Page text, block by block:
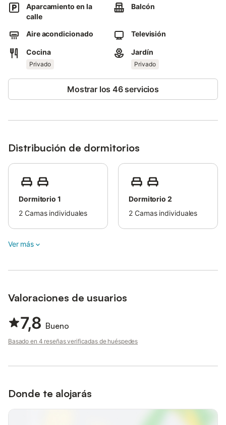
Este establecimiento dispone de zona exterior privada con
jardín, balcón y barbacoa.
Los huéspedes también tienen acceso a una piscina compartida
al aire libre.
La propiedad está ubicada en cerca de la playa.
Hay aparcamiento gratuito en la calle.
Se admite un animal de compañía. No se permite fumar ni
Ten en cuenta que durante tu estancia puede haber normativas
Aparcamiento en la
calle
Balcón
Aire acondicionado Televisión
Cocina
Privado
Jardín
Privado
Mostrar los 46 servicios
Distribución de dormitorios
Dormitorio 1
2 Camas individuales
Dormitorio 2
2 Camas individuales
Ver más
Valoraciones de usuarios
7,8 Bueno
Basado en 4 reseñas verificadas de huéspedes
Donde te alojarás